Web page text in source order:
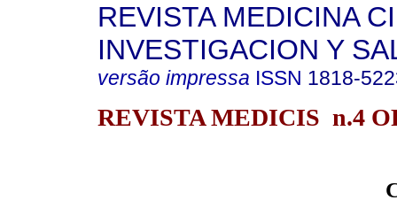
REVISTA MEDICINA
INVESTIGACION Y
versão impressa ISSN 1818-
REVISTA MEDICIS n.4